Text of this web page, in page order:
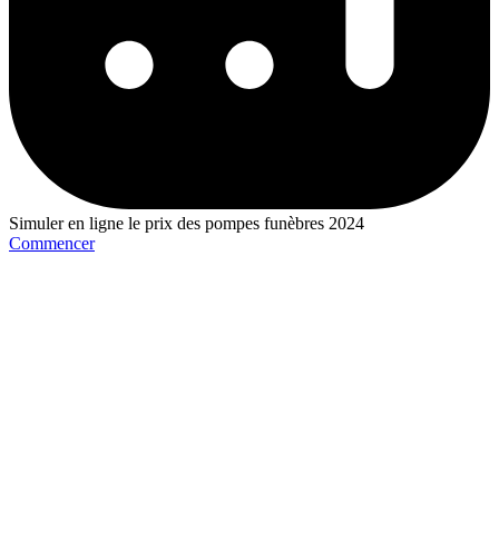
Simuler en ligne le prix des pompes funèbres 2024
Commencer